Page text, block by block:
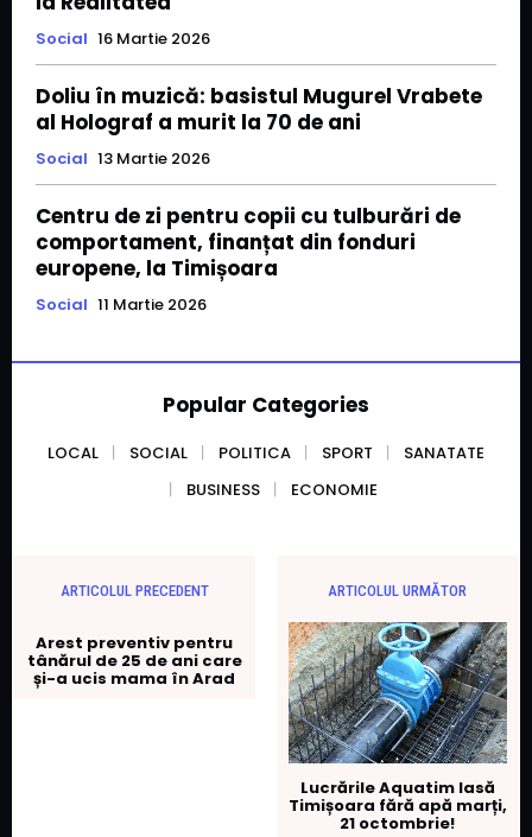
Social 16 Martie 2026
Doliu în muzică: basistul Mugurel Vrabete
al Holograf a murit la 70 de ani
Social 13 Martie 2026
Centru de zi pentru copii cu tulburări de
comportament, finanțat din fonduri
europene, la Timișoara
Social 11 Martie 2026
Popular Categories
LOCAL SOCIAL POLITICA SPORT
SANATATE
BUSINESS
ECONOMIE
ARTICOLUL PRECEDENT
Arest preventiv pentru
tânărul de 25 de ani care
și-a ucis mama în Arad
ARTICOLUL URMĂTOR
Lucrările Aquatim lasă
Timișoara fără apă marți,
21 octombrie!